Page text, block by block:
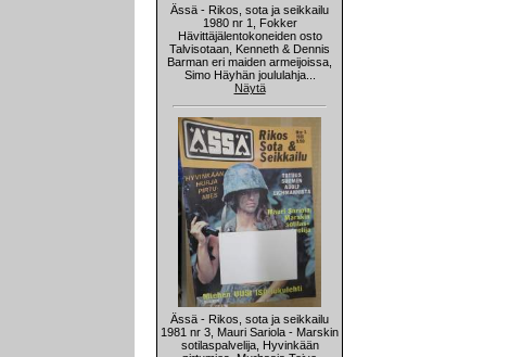
Ässä - Rikos, sota ja seikkailu
1980 nr 1, Fokker
Hävittäjälentokoneiden osto
Talvisotaan, Kenneth & Dennis
Barman eri maiden armeijoissa,
Simo Häyhän joululahja...
Näytä
Ässä - Rikos, sota ja seikkailu
1981 nr 3, Mauri Sariola - Marskin
sotilaspalvelija, Hyvinkään